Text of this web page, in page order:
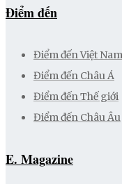
Điểm đến
Điểm đến Việt Nam
Điểm đến Châu Á
Điểm đến Thế giới
Điểm đến Châu Âu
E. Magazine